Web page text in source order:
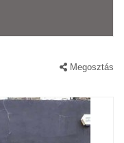
Megosztás